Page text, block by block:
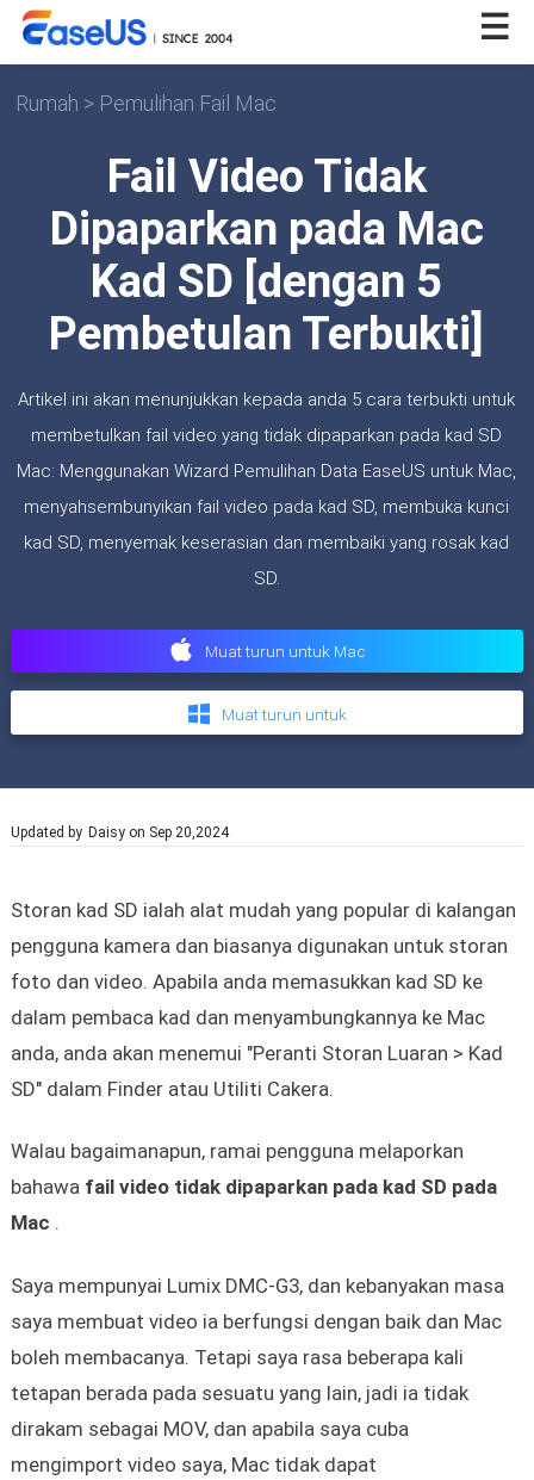
Rumah > Pemulihan Fail Mac
Fail Video Tidak
Dipaparkan pada Mac
Kad SD [dengan 5
Pembetulan Terbukti]
Artikel ini akan menunjukkan kepada anda 5 cara terbukti untuk
membetulkan fail video yang tidak dipaparkan pada kad SD
Mac: Menggunakan Wizard Pemulihan Data EaseUS untuk Mac,
menyahsembunyikan fail video pada kad SD, membuka kunci
kad SD, menyemak keserasian dan membaiki yang rosak kad
SD.
Muat turun untuk Mac
Muat turun untuk
Updated by Daisyon Sep 20,2024
Storan kad SD ialah alat mudah yang popular di kalangan
pengguna kamera dan biasanya digunakan untuk storan
foto dan video. Apabila anda memasukkan kad SD ke
dalam pembaca kad dan menyambungkannya ke Mac
anda, anda akan menemui "Peranti Storan Luaran > Kad
SD" dalam Finder atau Utiliti Cakera.
Walau bagaimanapun, ramai pengguna melaporkan
bahawa fail video tidak dipaparkan pada kad SD pada
Mac .
Saya mempunyai Lumix DMC-G3, dan kebanyakan masa
saya membuat video ia berfungsi dengan baik dan Mac
boleh membacanya. Tetapi saya rasa beberapa kali
tetapan berada pada sesuatu yang lain, jadi ia tidak
dirakam sebagai MOV, dan apabila saya cuba
mengimport video saya, Mac tidak dapat